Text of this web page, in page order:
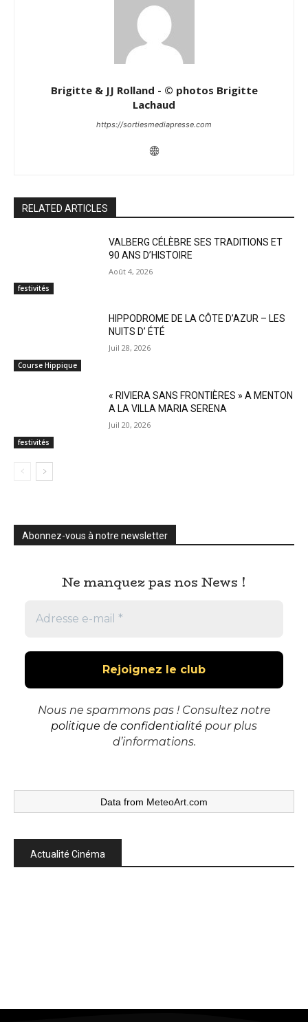
Brigitte & JJ Rolland - © photos Brigitte
Lachaud
https://sortiesmediapresse.com
RELATED ARTICLES
festivités
VALBERG CÉLÈBRE SES TRADITIONS ET
90 ANS D’HISTOIRE
Août 4, 2026
Course Hippique
HIPPODROME DE LA CÔTE D’AZUR – LES
NUITS D’ ÉTÉ
Juil 28, 2026
festivités
« RIVIERA SANS FRONTIÈRES » A MENTON
A LA VILLA MARIA SERENA
Juil 20, 2026
Abonnez-vous à notre newsletter
Ne manquez pas nos News !
Nous ne spammons pas ! Consultez notre
politique de confidentialité pour plus
d’informations.
Data from MeteoArt.com
Actualité Cinéma